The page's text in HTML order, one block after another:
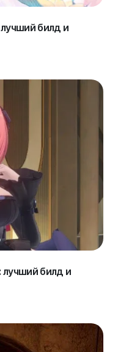
билд и
лучший билд и